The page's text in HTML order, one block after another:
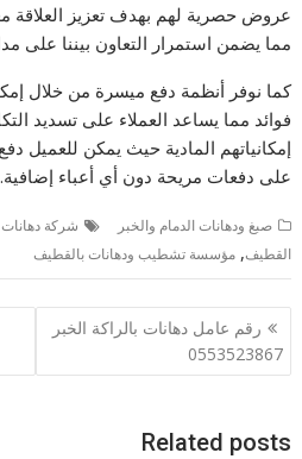
عروض حصرية لهم بهدف تعزيز العلاقة
مما يضمن استمرار التعاون بيننا على
كما نوفر أنظمة دفع ميسرة من خلال
فوائد مما يساعد العملاء على تسديد
إمكانياتهم المادية حيث يمكن للعميل
على دفعات مريحة دون أي أعباء إضافية.
صبغ ودهانات الدمام والخبر شركة
القطيف,مؤسسة تشطيب ودهانات بالقطيف
تصفّح
المقالات
رقم عامل دهانات بالراكة الخبر
0553523867
Related posts